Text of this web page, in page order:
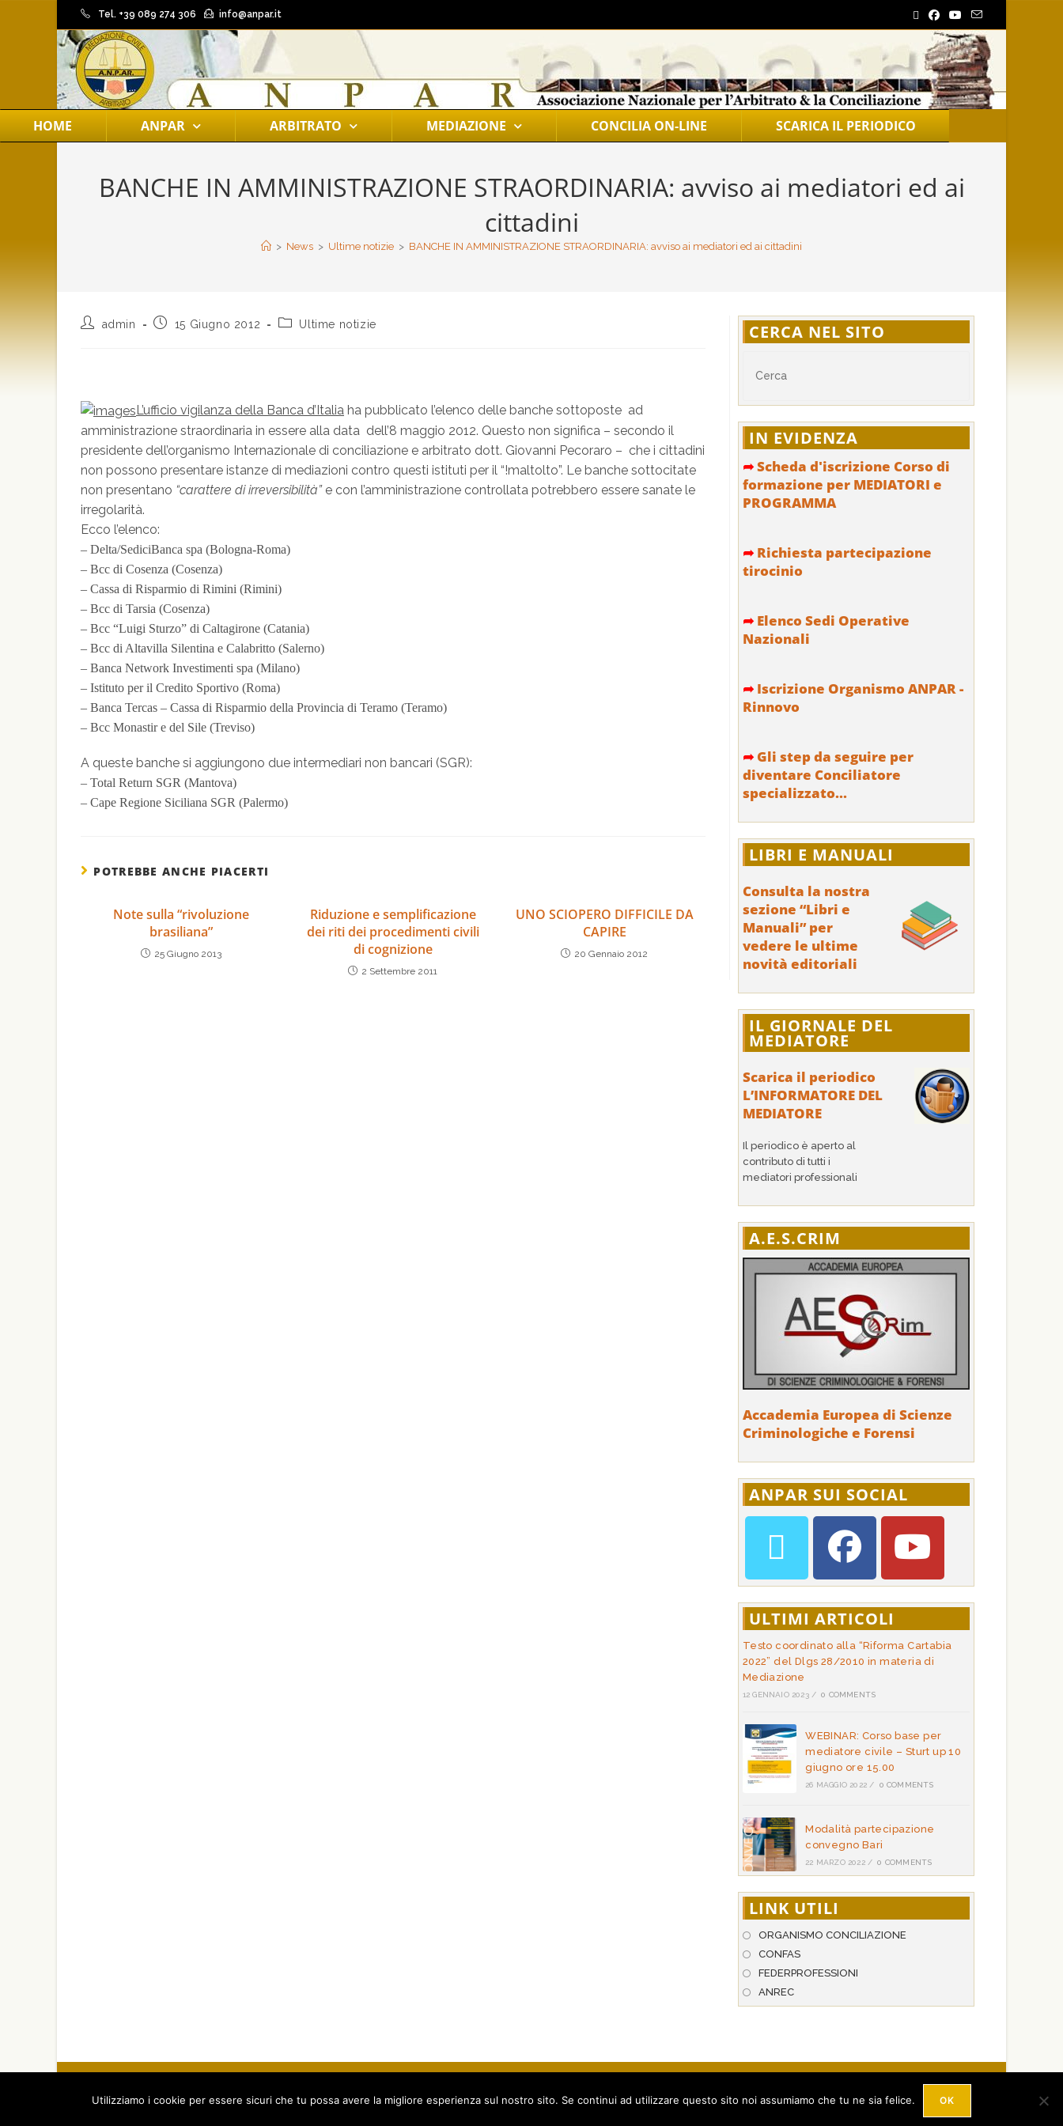
Tel. +39 089 274 306 info@anpar.it
HOME ANPAR ARBITRATO MEDIAZIONE CONCILIA ON-LINE SCARICA IL PERIODICO
BANCHE IN AMMINISTRAZIONE STRAORDINARIA: avviso ai mediatori ed ai
cittadini
> News > Ultime notizie > BANCHE IN AMMINISTRAZIONE STRAORDINARIA: avviso ai mediatori ed ai cittadini
admin 15 Giugno 2012 Ultime notizie
L’ufficio vigilanza della Banca d’Italia ha pubblicato l’elenco delle banche sottoposte ad
amministrazione straordinaria in essere alla data dell’8 maggio 2012. Questo non significa – secondo il
presidente dell’organismo Internazionale di conciliazione e arbitrato dott. Giovanni Pecoraro – che i cittadini
non possono presentare istanze di mediazioni contro questi istituti per il “!maltolto”. Le banche sottocitate
non presentano “carattere di irreversibilità”e con l’amministrazione controllata potrebbero essere sanate le
irregolarità.
Ecco l’elenco:
– Delta/SediciBanca spa (Bologna-Roma)
– Bcc di Cosenza (Cosenza)
– Cassa di Risparmio di Rimini (Rimini)
– Bcc di Tarsia (Cosenza)
– Bcc “Luigi Sturzo” di Caltagirone (Catania)
– Bcc di Altavilla Silentina e Calabritto (Salerno)
– Banca Network Investimenti spa (Milano)
– Istituto per il Credito Sportivo (Roma)
– Banca Tercas – Cassa di Risparmio della Provincia di Teramo (Teramo)
– Bcc Monastir e del Sile (Treviso)
A queste banche si aggiungono due intermediari non bancari (SGR):
– Total Return SGR (Mantova)
– Cape Regione Siciliana SGR (Palermo)
POTREBBE ANCHE PIACERTI
Note sulla “rivoluzione
brasiliana”
25 Giugno 2013
Riduzione e semplificazione
dei riti dei procedimenti civili
di cognizione
2 Settembre 2011
UNO SCIOPERO DIFFICILE DA
CAPIRE
20 Gennaio 2012
CERCA NEL SITO
IN EVIDENZA
➦Scheda d'iscrizione Corso di
formazione per MEDIATORI e
PROGRAMMA
➦Richiesta partecipazione
tirocinio
➦Elenco Sedi Operative
Nazionali
➦Iscrizione Organismo ANPAR -
Rinnovo
➦Gli step da seguire per
diventare Conciliatore
specializzato...
LIBRI E MANUALI
Consulta la nostra
sezione “Libri e
Manuali” per
vedere le ultime
novità editoriali
IL GIORNALE DEL
MEDIATORE
Scarica il periodico
L’INFORMATORE DEL
MEDIATORE
Il periodico è aperto al
contributo di tutti i
mediatori professionali
A.E.S.CRIM
Accademia Europea di Scienze
Criminologiche e Forensi
ANPAR SUI SOCIAL
ULTIMI ARTICOLI
Testo coordinato alla “Riforma Cartabia
2022” del Dlgs 28/2010 in materia di
Mediazione
12 GENNAIO 2023 / 0 COMMENTS
WEBINAR: Corso base per
mediatore civile – Sturt up 10
giugno ore 15.00
26 MAGGIO 2022 / 0 COMMENTS
Modalità partecipazione
convegno Bari
22 MARZO 2022 / 0 COMMENTS
LINK UTILI
ORGANISMO CONCILIAZIONE
CONFAS
FEDERPROFESSIONI
ANREC
Utilizziamo i cookie per essere sicuri che tu possa avere la migliore esperienza sul nostro sito. Se continui ad utilizzare questo sito noi assumiamo che tu ne sia felice. OK